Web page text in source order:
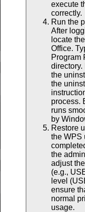
execute
correctly.
Run the
After
locate
Office.
Program
directory.
the
the
process.
runs
by
Restore
the WPS
the
adjust
(e.g.,
level
ensure
normal
usage.